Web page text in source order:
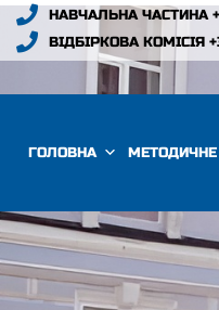
НАВЧАЛЬНА ЧАСТИНА
ВІДБІРКОВА КОМІСІЯ
ГОЛОВНА МЕТОДИЧНЕ